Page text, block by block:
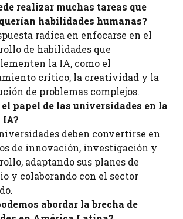
realizar muchas tareas que
habilidades humanas?
radica en enfocarse en el
de habilidades que
la IA, como el
crítico, la creatividad y la
de problemas complejos.
el papel de las universidades en la
IA?
deben convertirse en
de innovación, investigación y
adaptando sus planes de
y colaborando con el sector
abordar la brecha de